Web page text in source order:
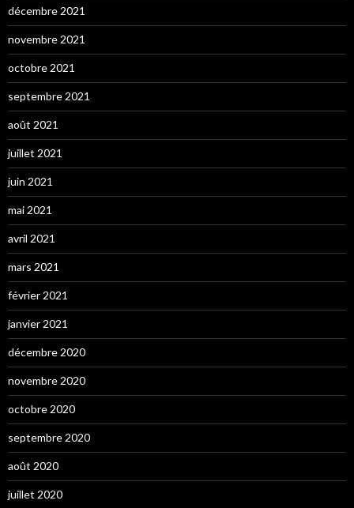
décembre 2021
novembre 2021
octobre 2021
septembre 2021
août 2021
juillet 2021
juin 2021
mai 2021
avril 2021
mars 2021
février 2021
janvier 2021
décembre 2020
novembre 2020
octobre 2020
septembre 2020
août 2020
juillet 2020